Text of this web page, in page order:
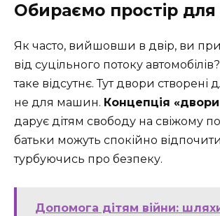
Обираємо простір
Як часто, вийшовши в двір, ви
від суцільного потоку
таке відсутнє. Тут двори створені
не для машин. Концепція
дарує дітям свободу на свіжому
батьки можуть спокійно
турбуючись про безпеку.
Допомога дітям війни: